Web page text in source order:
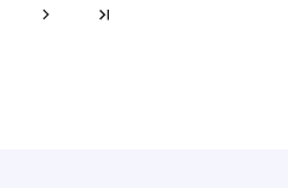
page
Page précédente
Page suivante